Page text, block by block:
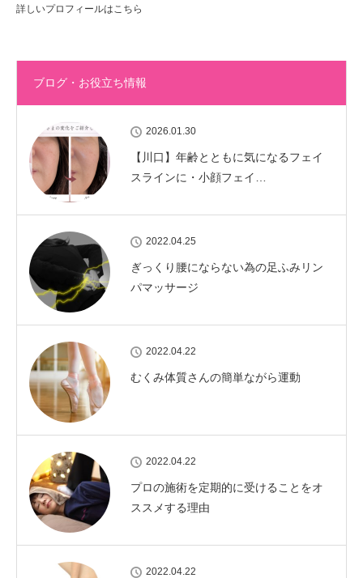
詳しいプロフィールはこちら
ブログ・お役立ち情報
2026.01.30
【川口】年齢とともに気になるフェイ
スラインに・小顔フェイ…
2022.04.25
ぎっくり腰にならない為の足ふみリン
パマッサージ
2022.04.22
むくみ体質さんの簡単ながら運動
2022.04.22
プロの施術を定期的に受けることをオ
ススメする理由
2022.04.22